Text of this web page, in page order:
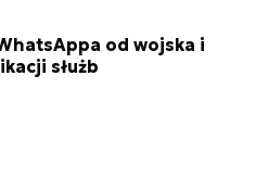
od wojska i
służb